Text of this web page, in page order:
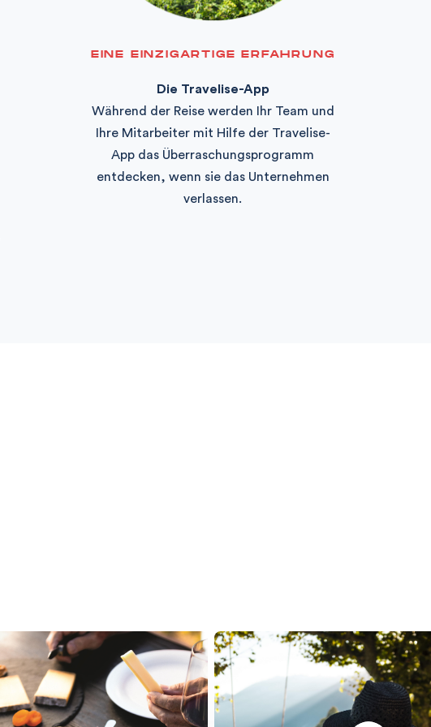
EINE EINZIGARTIGE ERFAHRUNG
Die Travelise-App
Während der Reise werden Ihr Team und
Ihre Mitarbeiter mit Hilfe der Travelise-
App das Überraschungsprogramm
entdecken, wenn sie das Unternehmen
verlassen.